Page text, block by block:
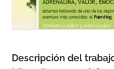
Descripción del